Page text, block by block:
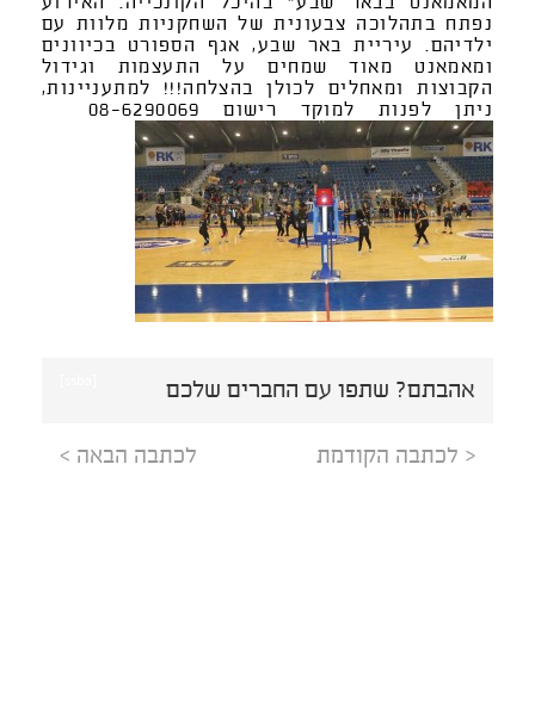
נפתח בתהלוכה צבעונית של השחקניות מלוות עם
ילדיהם. עיריית באר שבע, אגף הספורט בכיוונים
ומאמאנט מאוד שמחים על התעצמות וגידול
הקבוצות ומאחלים לכולן בהצלחה!!! למתעניינות,
ניתן לפנות למוקד רישום 08-6290069
אהבתם? שתפו עם החברים שלכם
< לכתבה הקודמת לכתבה הבאה >